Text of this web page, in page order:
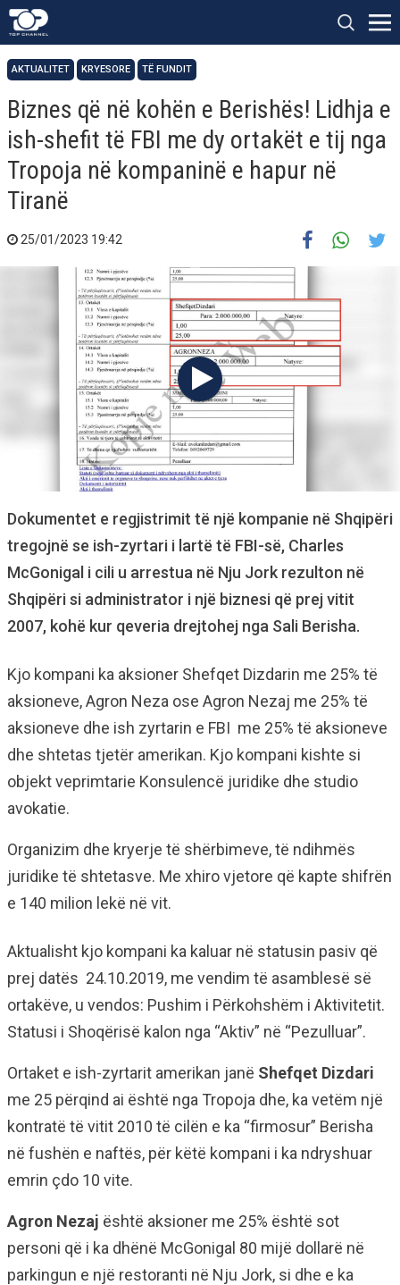
AKTUALITET KRYESORE TË FUNDIT
Biznes që në kohën e Berishës! Lidhja e
ish-shefit të FBI me dy ortakët e tij nga
Tropoja në kompaninë e hapur në
Tiranë
25/01/2023 19:42
Dokumentet e regjistrimit të një kompanie në Shqipëri
tregojnë se ish-zyrtari i lartë të FBI-së, Charles
McGonigal i cili u arrestua në Nju Jork rezulton në
Shqipëri si administrator i një biznesi që prej vitit
2007, kohë kur qeveria drejtohej nga Sali Berisha.
Kjo kompani ka aksioner Shefqet Dizdarin me 25% të
aksioneve, Agron Neza ose Agron Nezaj me 25% të
aksioneve dhe ish zyrtarin e FBI me 25% të aksioneve
dhe shtetas tjetër amerikan. Kjo kompani kishte si
objekt veprimtarie Konsulencë juridike dhe studio
avokatie.
Organizim dhe kryerje të shërbimeve, të ndihmës
juridike të shtetasve. Me xhiro vjetore që kapte shifrën
e 140 milion lekë në vit.
Aktualisht kjo kompani ka kaluar në statusin pasiv që
prej datës 24.10.2019, me vendim të asamblesë së
ortakëve, u vendos: Pushim i Përkohshëm i Aktivitetit.
Statusi i Shoqërisë kalon nga “Aktiv” në “Pezulluar”.
Ortaket e ish-zyrtarit amerikan janë Shefqet Dizdari
me 25 përqind ai është nga Tropoja dhe, ka vetëm një
kontratë të vitit 2010 të cilën e ka “firmosur” Berisha
në fushën e naftës, për këtë kompani i ka ndryshuar
emrin çdo 10 vite.
Agron Nezaj është aksioner me 25% është sot
personi që i ka dhënë McGonigal 80 mijë dollarë në
parkingun e një restoranti në Nju Jork, si dhe e ka